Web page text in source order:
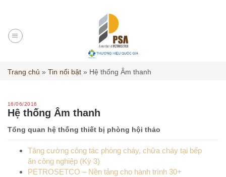
content
Trang chủ » Tin nổi bật » Hệ thống Âm thanh
16/06/2016
Hệ thống Âm thanh
Tổng quan hệ thống thiết bị phòng hội thảo
Tăng cường công tác phòng cháy, chữa cháy tại bếp
ăn công nghiệp (Kỳ 3)
PETROSETCO – Nền tảng cho hành trình 30+